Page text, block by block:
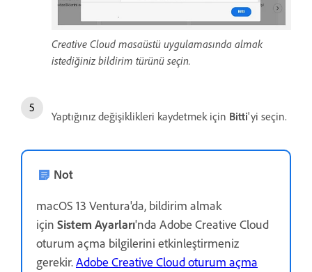
Creative Cloud masaüstü uygulamasında almak
istediğiniz bildirim türünü seçin.
Yaptığınız değişiklikleri kaydetmek için Bitti'yi seçin.
Not
macOS 13 Ventura'da, bildirim almak
için Sistem Ayarları'nda Adobe Creative Cloud
oturum açma bilgilerini etkinleştirmeniz
gerekir.Adobe Creative Cloud oturum açma